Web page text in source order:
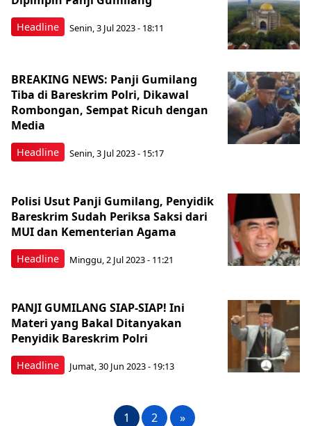
Headline Senin, 3 Jul 2023 - 18:11
Headline
BREAKING NEWS: Panji Gumilang
Tiba di Bareskrim Polri, Dikawal
Rombongan, Sempat Ricuh dengan
Media
Senin, 3 Jul 2023 - 15:17
Headline
Polisi Usut Panji Gumilang, Penyidik
Bareskrim Sudah Periksa Saksi dari
MUI dan Kementerian Agama
Minggu, 2 Jul 2023 - 11:21
Headline
PANJI GUMILANG SIAP-SIAP! Ini
Materi yang Bakal Ditanyakan
Penyidik Bareskrim Polri
Jumat, 30 Jun 2023 - 19:13
1 2 »